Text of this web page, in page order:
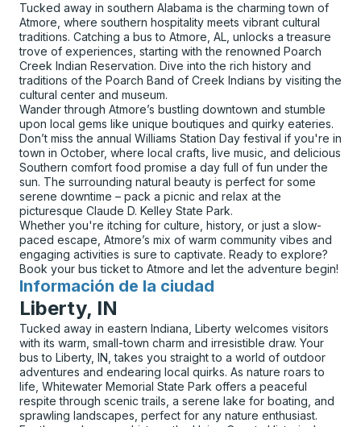
Tucked away in southern Alabama is the charming town of
Atmore, where southern hospitality meets vibrant cultural
traditions. Catching a bus to Atmore, AL, unlocks a treasure
trove of experiences, starting with the renowned Poarch
Creek Indian Reservation. Dive into the rich history and
traditions of the Poarch Band of Creek Indians by visiting the
cultural center and museum.
Wander through Atmore’s bustling downtown and stumble
upon local gems like unique boutiques and quirky eateries.
Don’t miss the annual Williams Station Day festival if you're in
town in October, where local crafts, live music, and delicious
Southern comfort food promise a day full of fun under the
sun. The surrounding natural beauty is perfect for some
serene downtime – pack a picnic and relax at the
picturesque Claude D. Kelley State Park.
Whether you're itching for culture, history, or just a slow-
paced escape, Atmore’s mix of warm community vibes and
engaging activities is sure to captivate. Ready to explore?
Book your bus ticket to Atmore and let the adventure begin!
Información de la ciudad
para
Liberty, IN
Tucked away in eastern Indiana, Liberty welcomes visitors
with its warm, small-town charm and irresistible draw. Your
bus to Liberty, IN, takes you straight to a world of outdoor
adventures and endearing local quirks. As nature roars to
life, Whitewater Memorial State Park offers a peaceful
respite through scenic trails, a serene lake for boating, and
sprawling landscapes, perfect for any nature enthusiast.